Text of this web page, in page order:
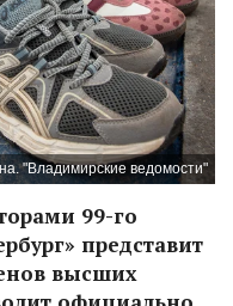
"Владимирские ведомости"
99-го
представит
высших